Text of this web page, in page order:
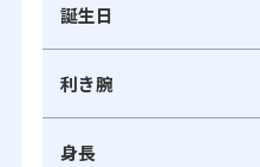
誕生日
利き腕
身長